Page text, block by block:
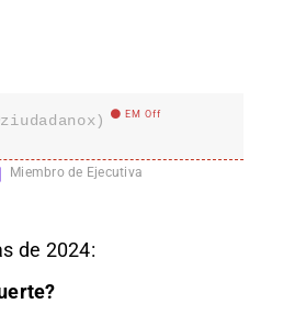
EM Off
Miembro de Ejecutiva
de 2024: